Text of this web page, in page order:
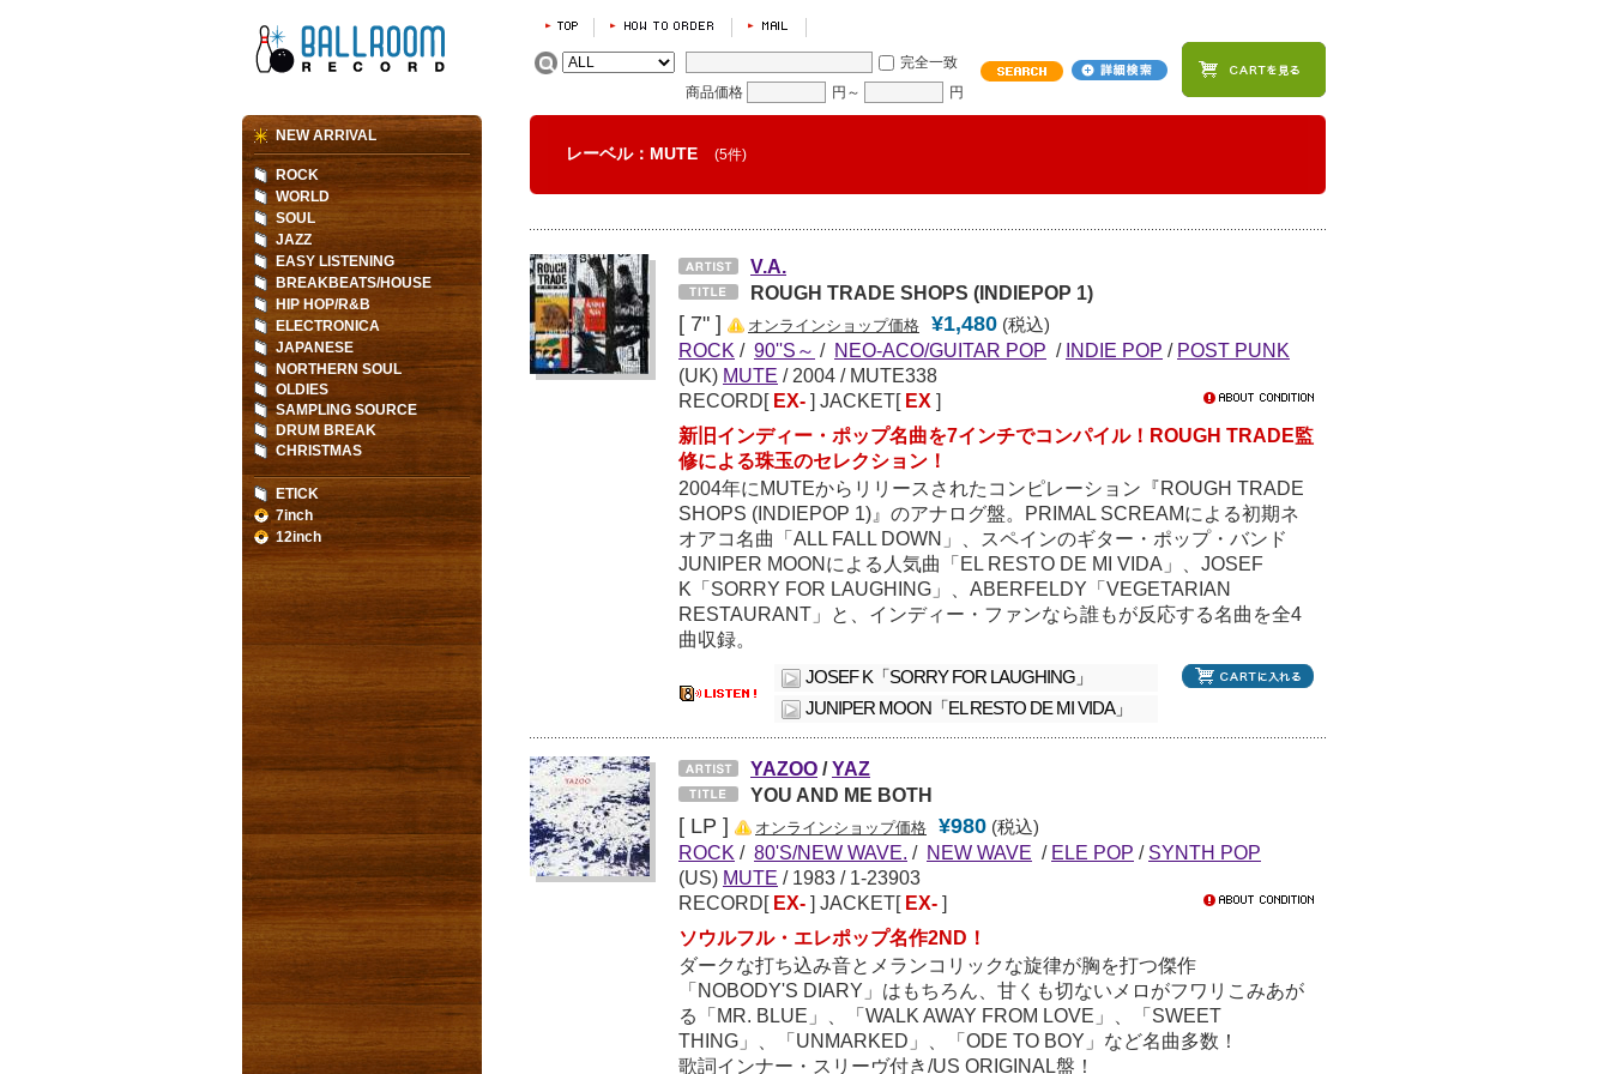
完全一致
商品価格
円～ 円
レーベル：MUTE (5件)
V.A.
ROUGH TRADE SHOPS (INDIEPOP 1)
[ 7" ] オンラインショップ価格 ¥1,480 (税込)
ROCK / 90''S～ / NEO-ACO/GUITAR POP / INDIE POP / POST PUNK
(UK) MUTE /2004 / MUTE338
RECORD[ EX- ] JACKET[ EX ]
新旧インディー・ポップ名曲を7インチでコンパイル！ROUGH TRADE監
修による珠玉のセレクション！
2004年にMUTEからリリースされたコンピレーション『ROUGH TRADE
SHOPS (INDIEPOP 1)』のアナログ盤。PRIMAL SCREAMによる初期ネ
オアコ名曲「ALL FALL DOWN」、スペインのギター・ポップ・バンド
JUNIPER MOONによる人気曲「EL RESTO DE MI VIDA」、JOSEF
K「SORRY FOR LAUGHING」、ABERFELDY「VEGETARIAN
RESTAURANT」と、インディー・ファンなら誰もが反応する名曲を全4
曲収録。
JOSEF K「SORRY FOR LAUGHING」
JUNIPER MOON「EL RESTO DE MI VIDA」
YAZOO / YAZ
YOU AND ME BOTH
[ LP ] オンラインショップ価格 ¥980 (税込)
ROCK / 80'S/NEW WAVE. / NEW WAVE / ELE POP / SYNTH POP
(US) MUTE /1983 / 1-23903
RECORD[ EX- ] JACKET[ EX- ]
ソウルフル・エレポップ名作2ND！
ダークな打ち込み音とメランコリックな旋律が胸を打つ傑作
「NOBODY'S DIARY」はもちろん、甘くも切ないメロがフワリこみあが
る「MR. BLUE」、「WALK AWAY FROM LOVE」、「SWEET
THING」、「UNMARKED」、「ODE TO BOY」など名曲多数！
歌詞インナー・スリーヴ付き/US ORIGINAL盤！
NEW ARRIVAL
ROCK
WORLD
SOUL
JAZZ
EASY LISTENING
BREAKBEATS/HOUSE
HIP HOP/R&B
ELECTRONICA
JAPANESE
NORTHERN SOUL
OLDIES
SAMPLING SOURCE
DRUM BREAK
CHRISTMAS
ETICK
7inch
12inch